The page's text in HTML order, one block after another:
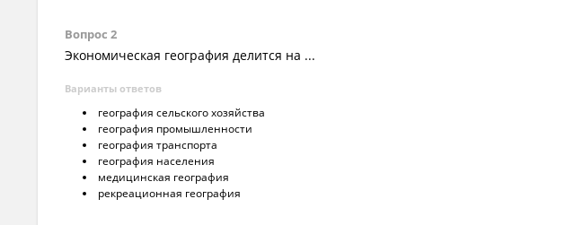
Вопрос 2
Экономическая география делится на ...
Варианты ответов
география сельского хозяйства
география промышленности
география транспорта
география населения
медицинская география
рекреационная география